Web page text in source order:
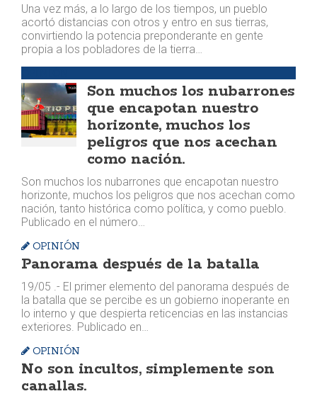
Una vez más, a lo largo de los tiempos, un pueblo
acortó distancias con otros y entro en sus tierras,
convirtiendo la potencia preponderante en gente
propia a los pobladores de la tierra…
Son muchos los nubarrones
que encapotan nuestro
horizonte, muchos los
peligros que nos acechan
como nación.
Son muchos los nubarrones que encapotan nuestro
horizonte, muchos los peligros que nos acechan como
nación, tanto histórica como política, y como pueblo.
Publicado en el número…
OPINIÓN
Panorama después de la batalla
19/05 .- El primer elemento del panorama después de
la batalla que se percibe es un gobierno inoperante en
lo interno y que despierta reticencias en las instancias
exteriores. Publicado en…
OPINIÓN
No son incultos, simplemente son
canallas.